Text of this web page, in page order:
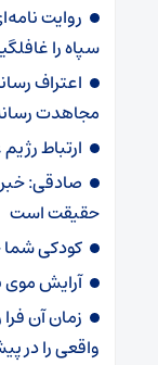
روایت
سپاه را
اعتراف
مجاهدت
ارتباط
صادقی:
حقیقت است
کودکی شما
آرایش موی
زمان آن
واقعی را در